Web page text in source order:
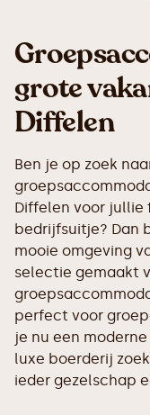
grote
Diffelen
Ben je op zoek
Diffelen voor jullie
bedrijfsuitje? Dan
mooie omgeving
selectie gemaakt
perfect voor
je nu een
luxe boerderij
ieder gezelschap